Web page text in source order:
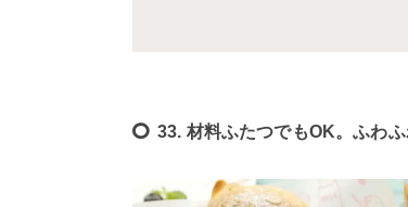
33. 材料ふたつでもOK。ふわ